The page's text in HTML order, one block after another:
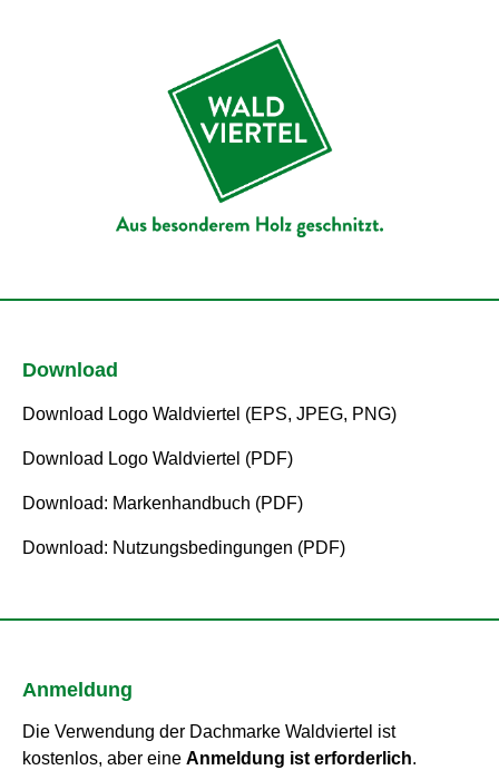
Download
Download Logo Waldviertel (EPS, JPEG, PNG)
Download Logo Waldviertel (PDF)
Download: Markenhandbuch (PDF)
Download: Nutzungsbedingungen (PDF)
Anmeldung
Die Verwendung der Dachmarke Waldviertel ist
kostenlos, aber eine Anmeldung ist erforderlich.